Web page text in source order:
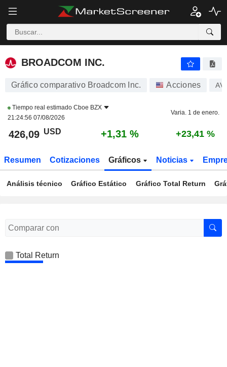
BROADCOM INC.
BROADCOM INC.
Gráfico comparativo Broadcom Inc. Acciones
Tiempo real estimado Cboe BZX
21:24:56 07/08/2026
Varia. 1 de enero.
426,09 USD +1,31 % +23,41 %
Resumen Cotizaciones Gráficos Noticias
Análisis técnico Gráfico Estático Gráfico Total Return
Total Return